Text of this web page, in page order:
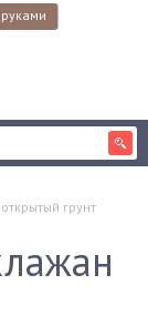
грунт